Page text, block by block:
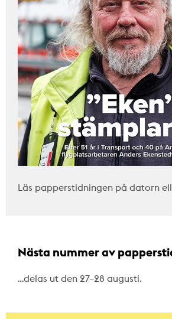
Läs papperstidningen på datorn
Nästa nummer av
…delas ut den 27–28 augusti.